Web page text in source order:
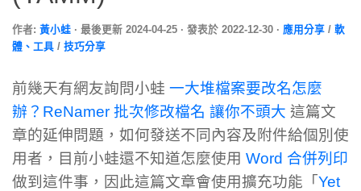
作者: 黃小蛙 · 最後更新 2024-04-25 · 發表於 2022-12-30 · 應用分享 / 軟
體、工具 / 技巧分享
前幾天有網友詢問小蛙 一大堆檔案要改名怎麼
辦？ReNamer 批次修改檔名 讓你不頭大 這篇文
章的延伸問題，如何發送不同內容及附件給個別使
用者，目前小蛙還不知道怎麼使用 Word 合併列印
做到這件事，因此這篇文章會使用擴充功能「Yet